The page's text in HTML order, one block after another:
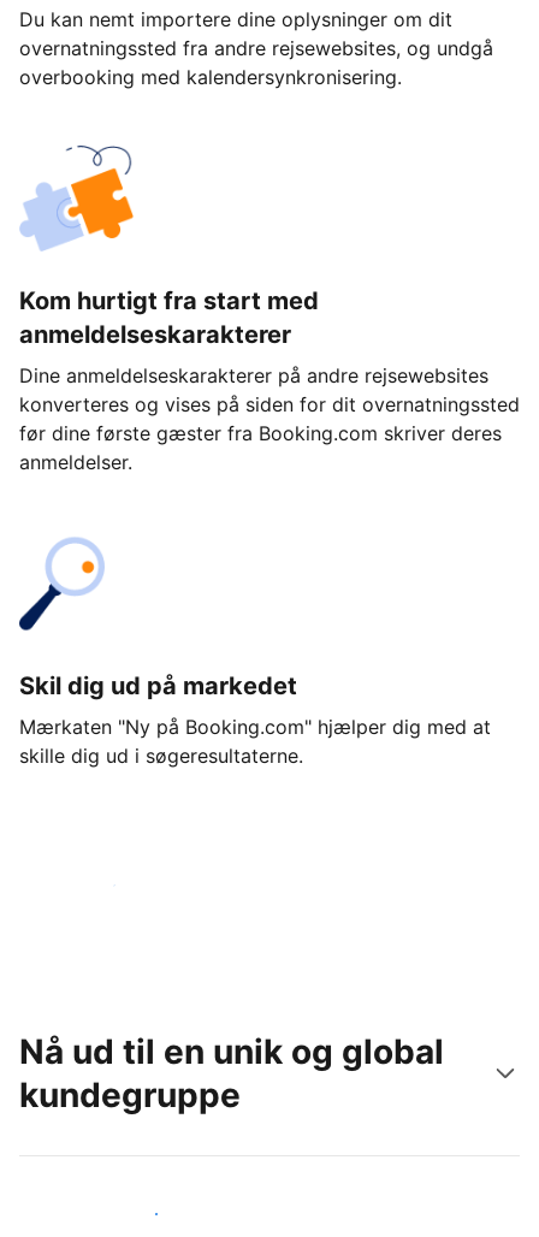
Du kan nemt importere dine oplysninger om dit
overnatningssted fra andre rejsewebsites, og undgå
overbooking med kalendersynkronisering.
Kom hurtigt fra start med
anmeldelseskarakterer
Dine anmeldelseskarakterer på andre rejsewebsites
konverteres og vises på siden for dit overnatningssted
før dine første gæster fra Booking.com skriver deres
anmeldelser.
Skil dig ud på markedet
Mærkaten "Ny på Booking.com" hjælper dig med at
skille dig ud i søgeresultaterne.
Kom i gang i dag
Nå ud til en unik og global
kundegruppe
Nå ud til nye gæster i dag